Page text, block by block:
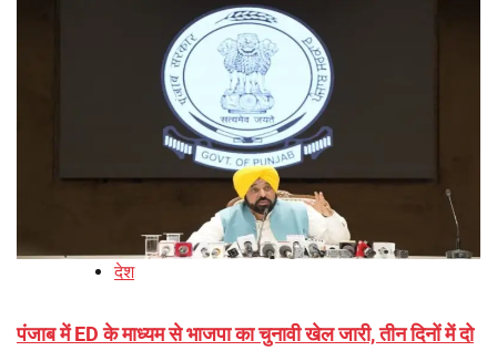
देश
पंजाब में ED के माध्यम से भाजपा का चुनावी खेल जारी, तीन दिनों में दो